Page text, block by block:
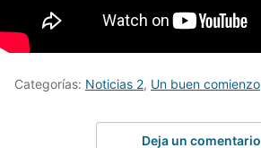
Categorías: Noticias 2, Un buen comienzo
Deja un comentario